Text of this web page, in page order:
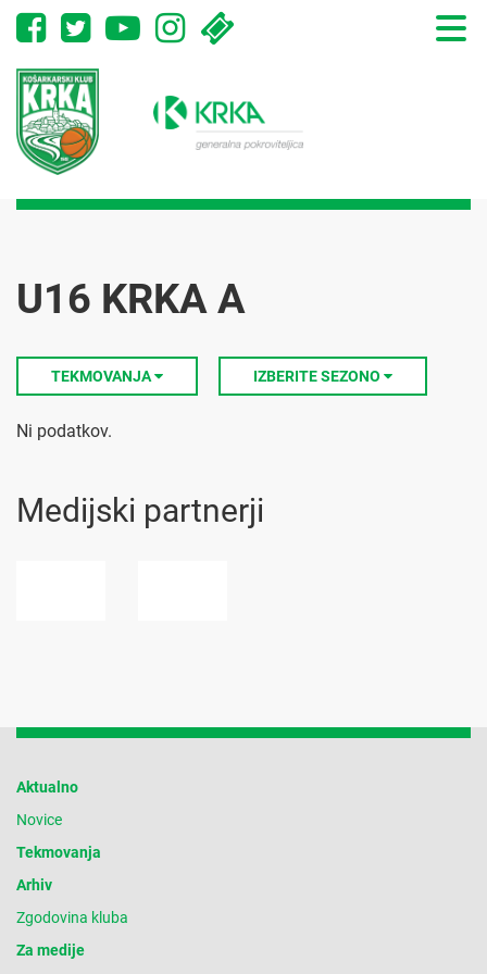
Toggle
U16 KRKA A
TEKMOVANJA IZBERITE SEZONO
Ni podatkov.
Medijski partnerji
Aktualno
Novice
Tekmovanja
Arhiv
Zgodovina kluba
Za medije